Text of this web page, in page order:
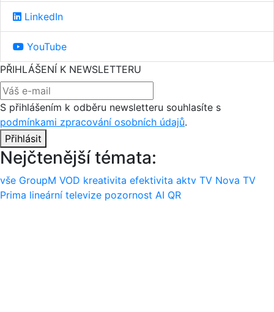
LinkedIn
YouTube
PŘIHLÁŠENÍ K NEWSLETTERU
S přihlášením k odběru newsletteru souhlasíte s
podmínkami zpracování osobních údajů.
Přihlásit
Nejčtenější témata:
vše GroupM VOD kreativita efektivita aktv TV Nova TV
Prima lineární televize pozornost AI QR